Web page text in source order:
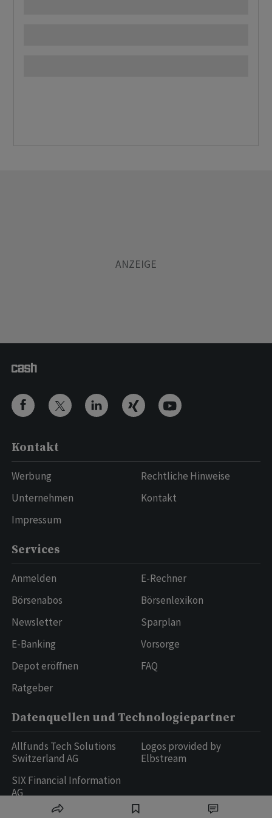
Kontakt
Werbung
Unternehmen
Impressum
Rechtliche Hinweise
Kontakt
Services
Anmelden
Börsenabos
Newsletter
E-Banking
Depot eröffnen
Ratgeber
E-Rechner
Börsenlexikon
Sparplan
Vorsorge
FAQ
Datenquellen und Technologiepartner
Allfunds Tech Solutions
Switzerland AG
SIX Financial Information
AG
Logos provided by
Elbstream